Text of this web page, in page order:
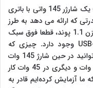
شارژر Ugreen همانطور که از نامش پیداست یک شارژر 145 واتی با باتری
که ارائه می دهد به طرز
شگفت انگیزی جمع و جور است، اگرچه با وزن 1.1 پوند، قطعا فوق سبک
نیست. دو پورت USB-C و یک پورت USB-A وجود دارد. چیزی که
Ugreen را متمایز می کند این است که می توانید در حین شارژ 145 وات
بکشید. این برای یک پورت USB-C در 100 وات و دیگری در 45 وات کار
ما آزمایش کرده‌ایم قادر به